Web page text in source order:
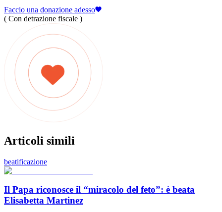
Faccio una donazione adesso
( Con detrazione fiscale )
Articoli simili
beatificazione
Il Papa riconosce il “miracolo del feto”: è beata
Elisabetta Martinez